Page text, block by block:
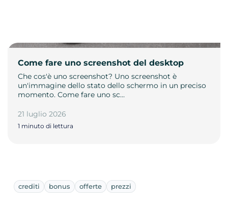
Come fare uno screenshot del desktop
Che cos'è uno screenshot? Uno screenshot è
un'immagine dello stato dello schermo in un preciso
momento. Come fare uno sc…
21 luglio 2026
1 minuto di lettura
crediti bonus offerte prezzi